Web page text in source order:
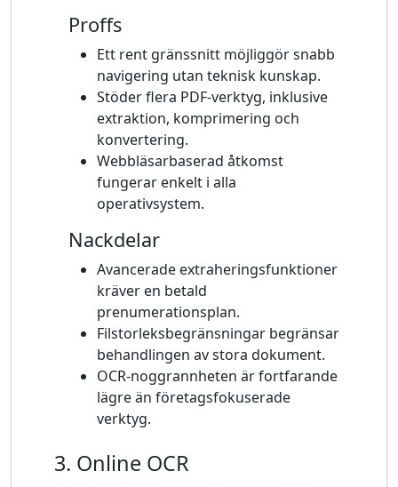
Proffs
Ett rent gränssnitt möjliggör snabb
navigering utan teknisk kunskap.
Stöder flera PDF-verktyg, inklusive
extraktion, komprimering och
konvertering.
Webbläsarbaserad åtkomst
fungerar enkelt i alla
operativsystem.
Nackdelar
Avancerade extraheringsfunktioner
kräver en betald
prenumerationsplan.
Filstorleksbegränsningar begränsar
behandlingen av stora dokument.
OCR-noggrannheten är fortfarande
lägre än företagsfokuserade
verktyg.
3. Online OCR